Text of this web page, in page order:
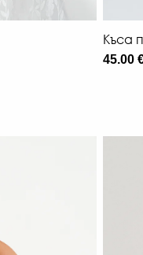
Къса
45.00